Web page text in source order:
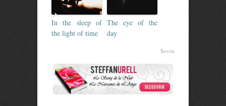
In the sleep of
the light of time
The eye of the
day
Sovrn